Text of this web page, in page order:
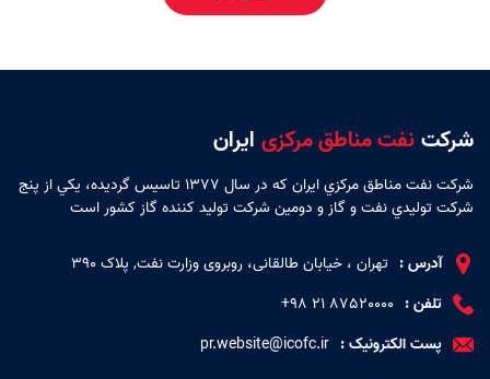
شرکتنفت مناطق مرکزی ایران
شركت نفت مناطق مركزي ايران كه در سال 1377 تاسيس گرديده، يكي از پنج
شركت توليدي نفت و گاز و دومين شركت توليد كننده گاز كشور است
آدرس : تهران ، خیابان طالقانی، روبروی وزارت نفت, پلاک 390
تلفن : 87520000 ۲۱ ۹۸+
پست الکترونیک : pr.website@icofc.ir